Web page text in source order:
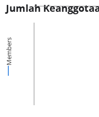
Jumlah
Members